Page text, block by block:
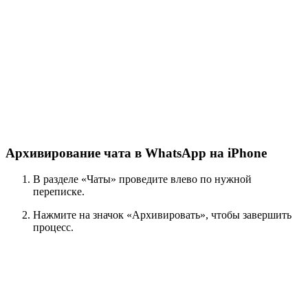
Архивирование чата в WhatsApp на iPhone
В разделе «Чаты» проведите влево по нужной
переписке.
Нажмите на значок «Архивировать», чтобы завершить
процесс.